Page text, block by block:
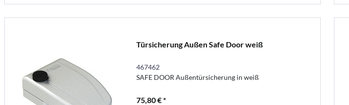
Türsicherung Außen Safe Door weiß
467462
SAFE DOOR Außentürsicherung in weiß
75,80 € *